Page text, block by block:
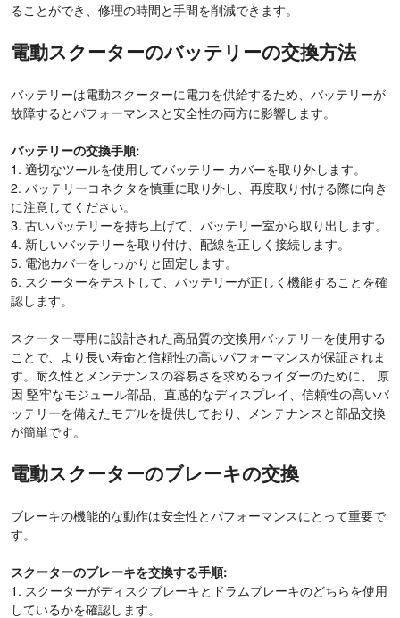
ることができ、修理の時間と手間を削減できます。
電動スクーターのバッテリーの交換方法
バッテリーは電動スクーターに電力を供給するため、バッテリーが
故障するとパフォーマンスと安全性の両方に影響します。
バッテリーの交換手順:
1. 適切なツールを使用してバッテリー カバーを取り外します。
2. バッテリーコネクタを慎重に取り外し、再度取り付ける際に向き
に注意してください。
3. 古いバッテリーを持ち上げて、バッテリー室から取り出します。
4. 新しいバッテリーを取り付け、配線を正しく接続します。
5. 電池カバーをしっかりと固定します。
6. スクーターをテストして、バッテリーが正しく機能することを確
認します。
スクーター専用に設計された高品質の交換用バッテリーを使用する
ことで、より長い寿命と信頼性の高いパフォーマンスが保証されま
す。耐久性とメンテナンスの容易さを求めるライダーのために、 原
因 堅牢なモジュール部品、直感的なディスプレイ、信頼性の高いバ
ッテリーを備えたモデルを提供しており、メンテナンスと部品交換
が簡単です。
電動スクーターのブレーキの交換
ブレーキの機能的な動作は安全性とパフォーマンスにとって重要で
す。
スクーターのブレーキを交換する手順:
1. スクーターがディスクブレーキとドラムブレーキのどちらを使用
しているかを確認します。